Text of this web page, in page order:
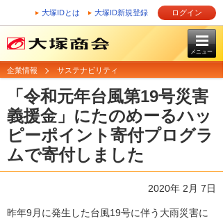
大塚IDとは 大塚ID新規登録 ログイン
メニュー
企業情報 サステナビリティ
「令和元年台風第19号災害
義援金」にたのめーるハッ
ピーポイント寄付プログラ
ムで寄付しました
2020年 2月 7日
昨年9月に発生した台風19号に伴う大雨災害に